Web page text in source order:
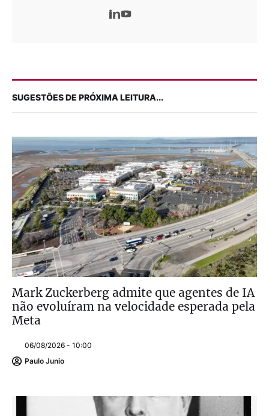
SUGESTÕES DE PRÓXIMA LEITURA...
Mark Zuckerberg admite que agentes de IA
não evoluíram na velocidade esperada pela
Meta
06/08/2026 - 10:00
Paulo Junio